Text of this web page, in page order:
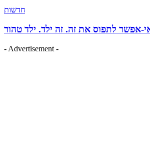
חדשות
- Advertisement -